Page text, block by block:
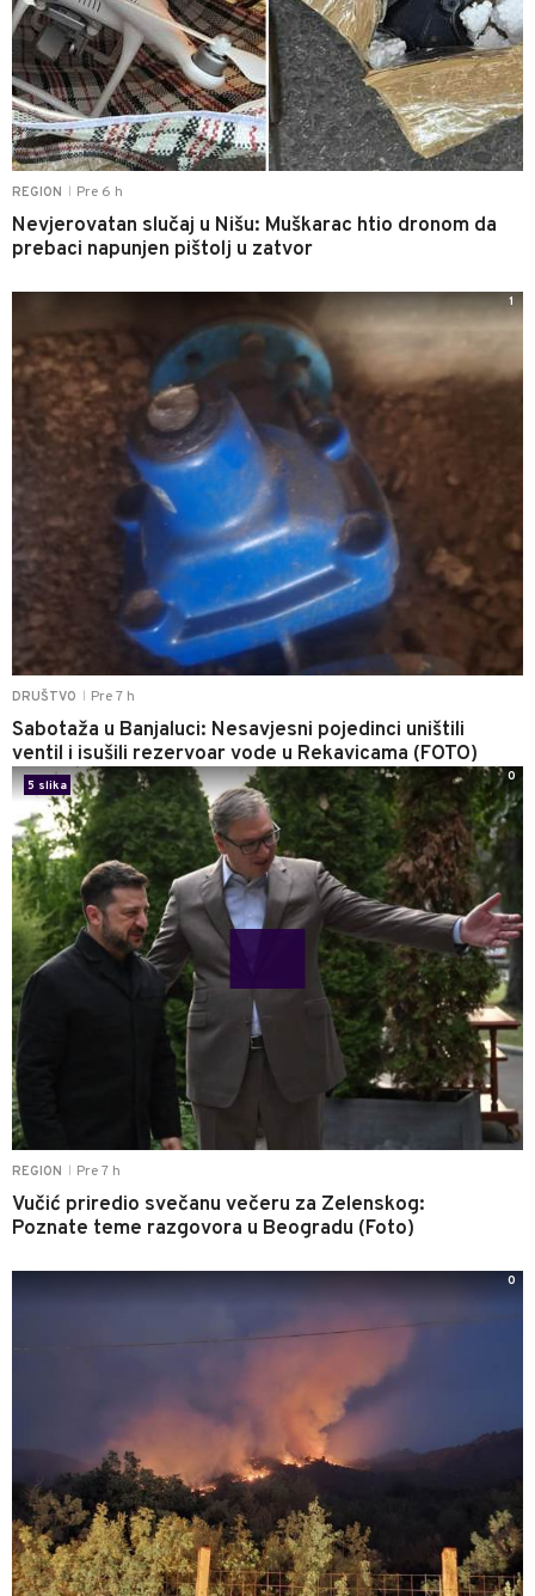
REGION Pre 6 h
Nevjerovatan slučaj u Nišu: Muškarac htio dronom da
prebaci napunjen pištolj u zatvor
DRUŠTVO Pre 7 h
Sabotaža u Banjaluci: Nesavjesni pojedinci uništili
ventil i isušili rezervoar vode u Rekavicama (FOTO)
1
REGION Pre 7 h
Vučić priredio svečanu večeru za Zelenskog:
Poznate teme razgovora u Beogradu (Foto)
5 slika
0
0